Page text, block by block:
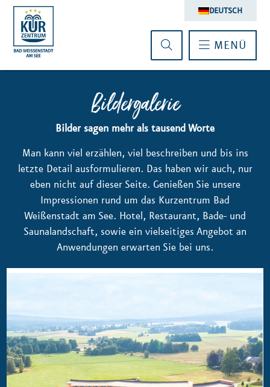
DEUTSCH
MENÜ
Bildergalerie
Bilder sagen mehr als tausend Worte
Man kann viel erzählen, viel beschreiben und bis ins
letzte Detail ausformulieren. Das haben wir auch, nur
eben nicht auf dieser Seite. Genießen Sie unsere
Impressionen rund um das Kurzentrum Bad
Weißenstadt am See. Hotel, Restaurant, Bade- und
Saunalandschaft, sowie ein vielseitiges Angebot an
Anwendungen erwarten Sie bei uns.